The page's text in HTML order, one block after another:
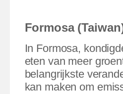
Formosa
In Formosa,
eten van meer
belangrijkste
kan maken om